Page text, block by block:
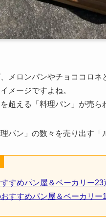
メロンパンやチョココロ
メージですよね。
超える「料理パン」が売
パン」の数々を売り出す
すめパン屋＆ベーカリー
すすめパン屋＆ベーカリ